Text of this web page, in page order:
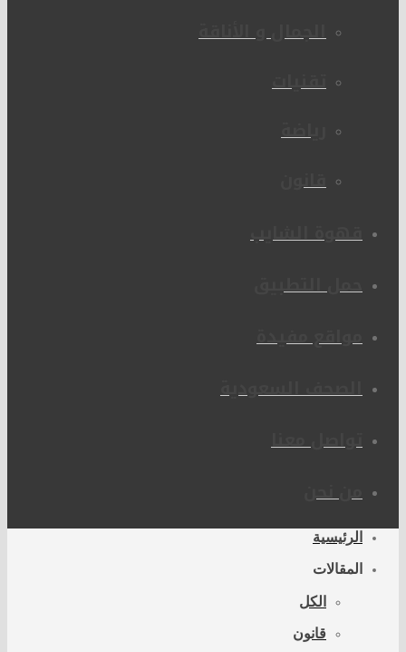
الجمال و الأناقة
تقنيات
رياضة
قانون
قهوة الشايب
حمل التطبيق
مواقع مفيدة
الصحف السعودية
تواصل معنا
من نحن
الرئيسية
المقالات
الكل
قانون